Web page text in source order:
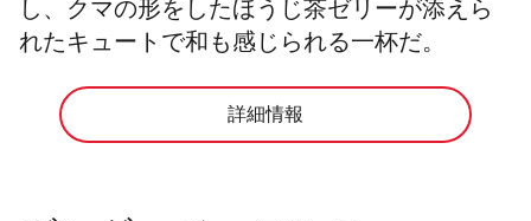
し、クマの形をしたほうじ茶ゼリーが添えら
れたキュートで和も感じられる一杯だ。
詳細情報